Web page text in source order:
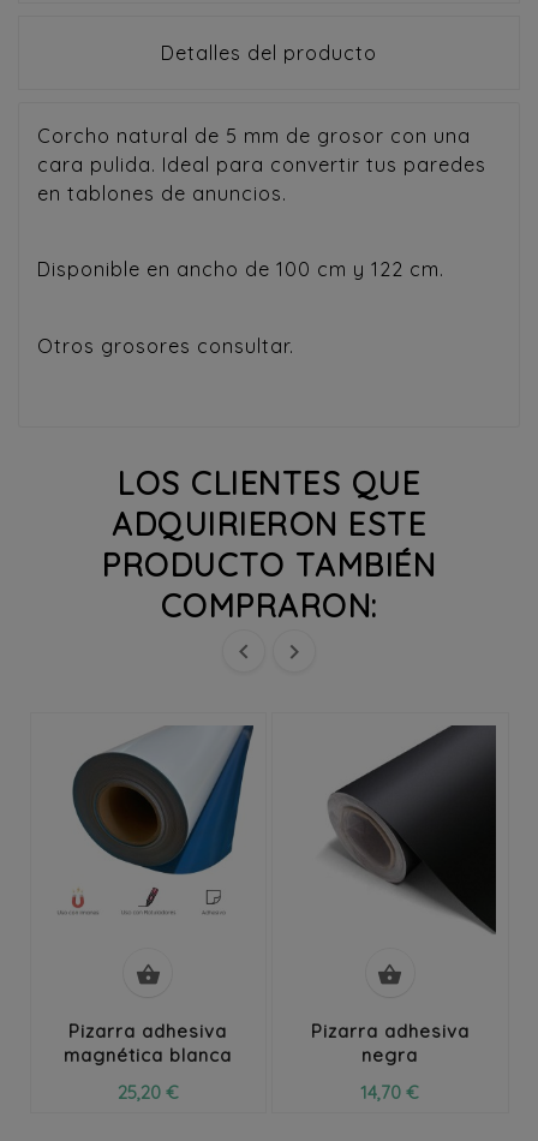
Detalles del producto
Corcho natural de 5 mm de grosor con una
cara pulida. Ideal para convertir tus paredes
en tablones de anuncios.
Disponible en ancho de 100 cm y 122 cm.
Otros grosores consultar.
LOS CLIENTES QUE
ADQUIRIERON ESTE
PRODUCTO TAMBIÉN
COMPRARON:
 

Pizarra adhesiva
magnética blanca
25,20 €

Pizarra adhesiva
negra
14,70 €